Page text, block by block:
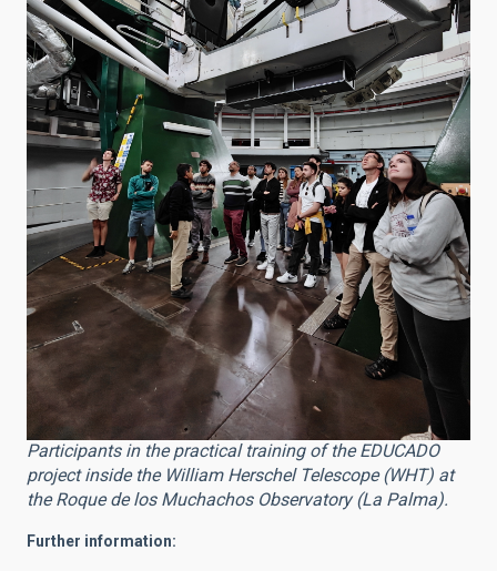
Participants in the practical training of the EDUCADO
project inside the William Herschel Telescope (WHT) at
the Roque de los Muchachos Observatory (La Palma).
Further information: